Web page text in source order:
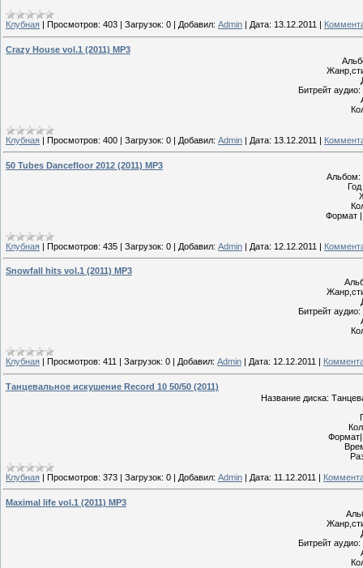
Клубная Просмотров: 403 Загрузок: 0 Добавил: Admin Дата: 13.12.2011
Crazy House vol.1 (2011) MP3
Битрейт
Клубная | Просмотров: 400 | Загрузок: 0 | Добавил: Admin | Дата: 13.12.2011 |
50 Tubes Dancefloor 2012 (2011) MP3
Альбом:
Формат |
Клубная | Просмотров: 435 | Загрузок: 0 | Добавил: Admin | Дата: 12.12.2011 |
Snowfall hits vol.1 (2011) MP3
Битрейт
Клубная Просмотров: 411 Загрузок: 0 Добавил: Admin Дата: 12.12.2011
Танцевальное искушение Record 10 50/50 (2011)
Название диска:
Клубная | Просмотров: 373 | Загрузок: 0 | Добавил: Admin | Дата: 11.12.2011 |
Maximal life vol.1 (2011) MP3
Битрейт